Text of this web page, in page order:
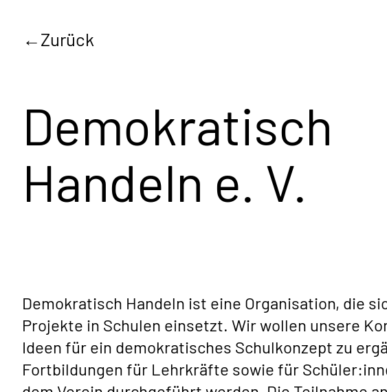
Zurück
Demokratisch
Handeln e. V.
Demokratisch Handeln ist eine Organisation, die
Projekte in Schulen einsetzt. Wir wollen unsere
Ideen für ein demokratisches Schulkonzept zu
Fortbildungen für Lehrkräfte sowie für